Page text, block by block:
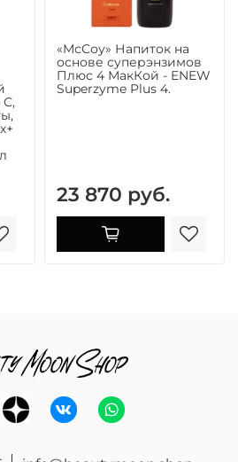
С,
«МсСоу» Напиток на
основе суперэнзимов
Плюс 4 МакКой - ENEW
Superzyme Plus 4.
23 870 руб.